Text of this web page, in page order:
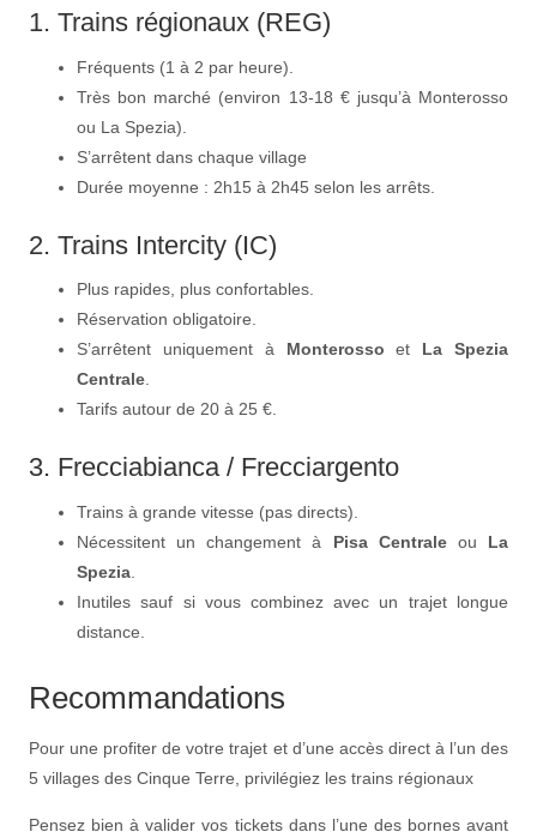
1. Trains régionaux (REG)
Fréquents (1 à 2 par heure).
Très bon marché (environ 13-18 € jusqu’à Monterosso
ou La Spezia).
S’arrêtent dans chaque village
Durée moyenne : 2h15 à 2h45 selon les arrêts.
2. Trains Intercity (IC)
Plus rapides, plus confortables.
Réservation obligatoire.
S’arrêtent uniquement à Monterosso et La Spezia
Centrale.
Tarifs autour de 20 à 25 €.
3. Frecciabianca / Frecciargento
Trains à grande vitesse (pas directs).
Nécessitent un changement à Pisa Centraleou La
Spezia.
Inutiles sauf si vous combinez avec un trajet longue
distance.
Recommandations
Pour une profiter de votre trajet et d’une accès direct à l’un des
5 villages des Cinque Terre, privilégiez les trains régionaux
Pensez bien à valider vos tickets dans l’une des bornes avant